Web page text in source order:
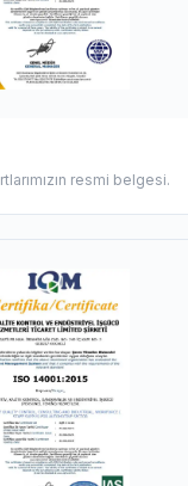
resmi belgesi.